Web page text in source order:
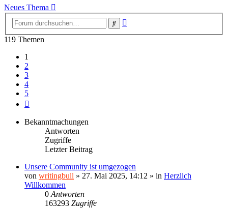
Neues Thema
Suche
119 Themen
1
2
3
4
5
Bekanntmachungen
Antworten
Zugriffe
Letzter Beitrag
Unsere Community ist umgezogen
von writingbull » 27. Mai 2025, 14:12 » in Herzlich
Willkommen
0 Antworten
163293 Zugriffe